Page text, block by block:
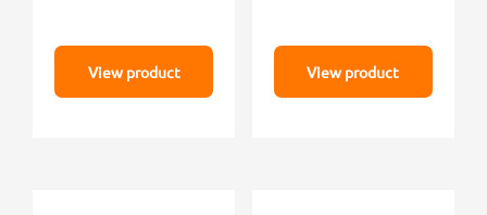
View product View product